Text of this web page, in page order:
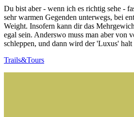
Du bist aber - wenn ich es richtig sehe -
sehr warmen Gegenden unterwegs, bei
Weight. Insofern kann dir das
egal sein. Anderswo muss man aber von
schleppen, und dann wird der 'Luxus' halt
Trails&Tours